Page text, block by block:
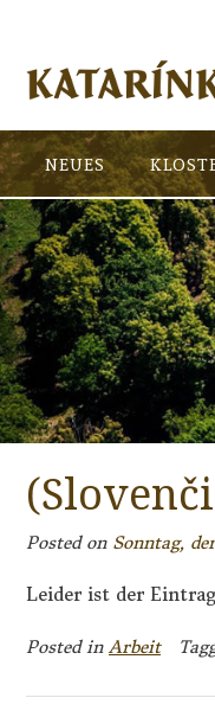
NEUES
Posted on Sonntag,
Leider ist der
Posted inArbeit